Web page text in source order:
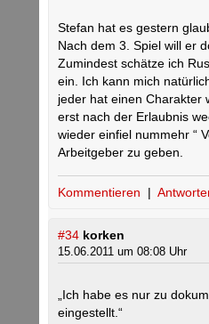
Stefan hat es gestern
Nach dem 3. Spiel will er
Zumindest schätze ich
ein. Ich kann mich
jeder hat einen Charakter
erst nach der Erlaubnis
wieder einfiel nummehr “
Arbeitgeber zu geben.
Kommentieren |
#34 korken
15.06.2011 um 08:08 Uhr
„Ich habe es nur zu
eingestellt.“